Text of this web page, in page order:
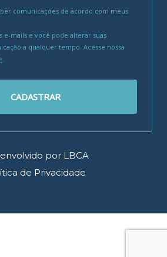
comunicações de acordo com meus
e-mails e você pode alterar suas
a qualquer tempo. Acesse nossa
.
CADASTRAR
por LBCA
de Privacidade